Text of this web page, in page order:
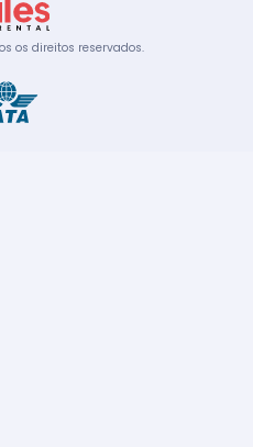
os direitos reservados.